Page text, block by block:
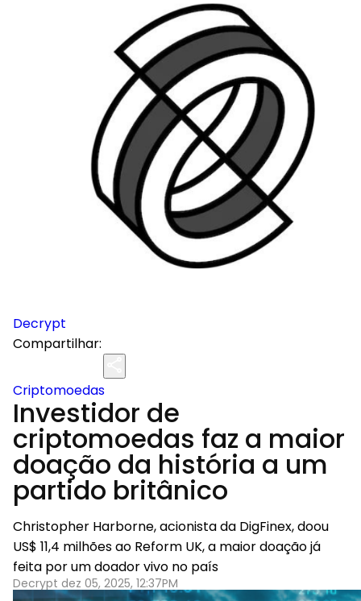
Decrypt
Compartilhar:
Criptomoedas
Investidor de
criptomoedas faz a maior
doação da história a um
partido britânico
Christopher Harborne, acionista da DigFinex, doou
US$ 11,4 milhões ao Reform UK, a maior doação já
feita por um doador vivo no país
Decrypt dez 05, 2025, 12:37PM